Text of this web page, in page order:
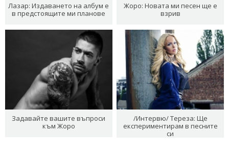
Лазар: Издаването на албум е
в предстоящите ми планове
Жоро: Новата ми песен ще е
взрив
Задавайте вашите въпроси
към Жоро
/Интервю/ Тереза: Ще
експериментирам в песните
си